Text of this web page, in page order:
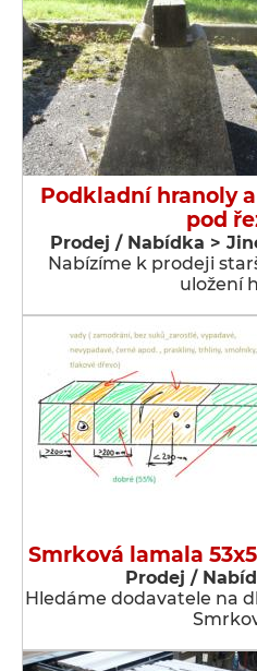
Podkladní hranoly
pod
Prodej / Nabídka >
Nabízíme k prodeji
uložení
Smrková lamala
Prodej /
Hledáme dodavatele na